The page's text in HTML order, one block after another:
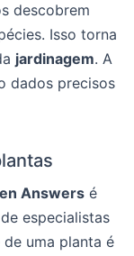
descobrem
Isso torna
jardinagem. A
dados precisos
Answers é
especialistas
uma planta é